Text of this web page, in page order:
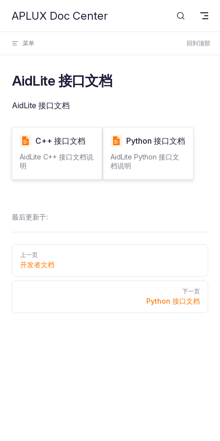
Skip to content
APLUX Doc Center
菜单 回到顶部
AidLite 接口文档
AidLite 接口文档
C++ 接口文档
AidLite C++ 接口文档说
明
Python 接口文档
AidLite Python 接口文
档说明
最后更新于:
Pager
上一页
开发者文档
下一页
Python 接口文档